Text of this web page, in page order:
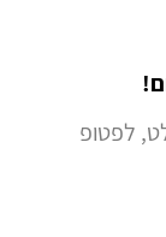
לפטופ